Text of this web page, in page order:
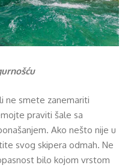
ne smete zanemariti
praviti šale sa
Ako nešto nije u
svog skipera odmah. Ne
bilo kojom vrstom